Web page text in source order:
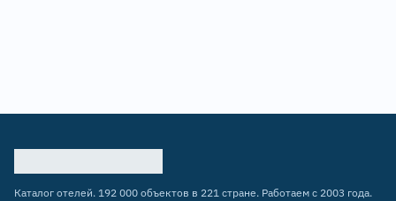
Каталог отелей. 192 000 объектов в 221 стране. Работаем с 2003 года.